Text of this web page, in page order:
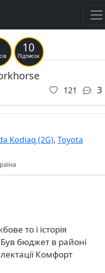
10
Підписок
121 3
Kodiaq (2G), Toyota
то і історія
бюджет в районі
Комфорт